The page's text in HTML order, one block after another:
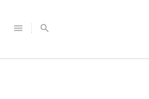
menu search